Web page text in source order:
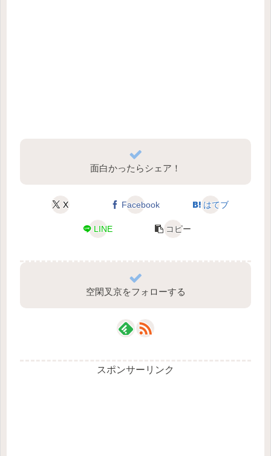
面白かったらシェア！
X Facebook はてブ
LINE コピー
空閑叉京をフォローする
スポンサーリンク